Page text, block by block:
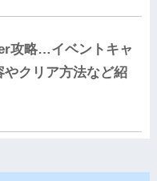
攻略…イベントキャ
やクリア方法など紹